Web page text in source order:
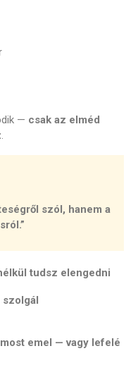
— csak az elméd
.
szól, hanem a
tudsz elengedni
szolgál
emel — vagy lefelé